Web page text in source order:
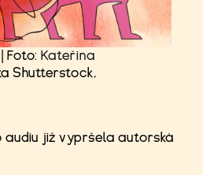
Foto: Kateřina
Shutterstock,
audiu již vypršela autorská